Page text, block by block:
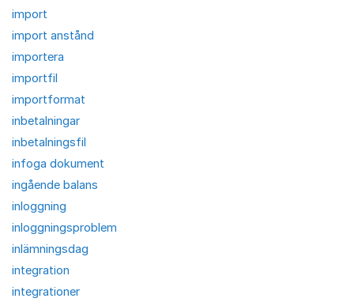
import
import anstånd
importera
importfil
importformat
inbetalningar
inbetalningsfil
infoga dokument
ingående balans
inloggning
inloggningsproblem
inlämningsdag
integration
integrationer